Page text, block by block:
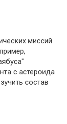
миссий
с астероида
состав